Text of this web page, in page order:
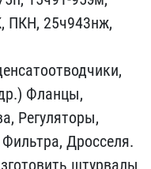
25ч943​нж,
Фланцы,
Регул​яторы,
Дроссе​ля.
штурвалы